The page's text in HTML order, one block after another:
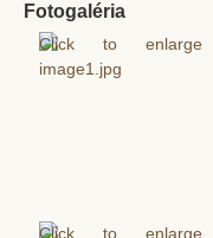
Fotogaléria